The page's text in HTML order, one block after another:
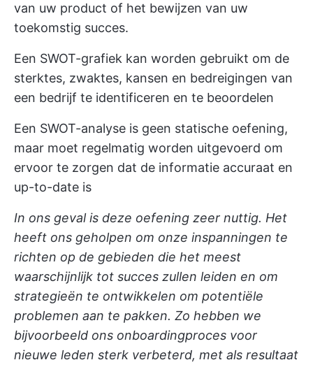
van uw product of het bewijzen van uw
toekomstig succes.
Een SWOT-grafiek kan worden gebruikt om de
sterktes, zwaktes, kansen en bedreigingen van
een bedrijf te identificeren en te beoordelen
Een SWOT-analyse is geen statische oefening,
maar moet regelmatig worden uitgevoerd om
ervoor te zorgen dat de informatie accuraat en
up-to-date is
In ons geval is deze oefening zeer nuttig. Het
heeft ons geholpen om onze inspanningen te
richten op de gebieden die het meest
waarschijnlijk tot succes zullen leiden en om
strategieën te ontwikkelen om potentiële
problemen aan te pakken. Zo hebben we
bijvoorbeeld ons onboardingproces voor
nieuwe leden sterk verbeterd, met als resultaat